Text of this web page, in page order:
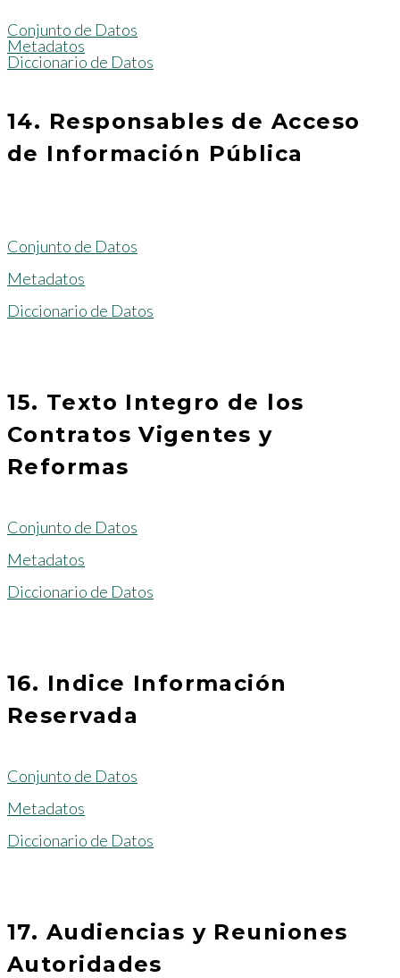
Conjunto de Datos
Metadatos
Diccionario de Datos
14. Responsables de Acceso
de Información Pública
Conjunto de Datos
Metadatos
Diccionario de Datos
15. Texto Integro de los
Contratos Vigentes y
Reformas
Conjunto de Datos
Metadatos
Diccionario de Datos
16. Indice Información
Reservada
Conjunto de Datos
Metadatos
Diccionario de Datos
17. Audiencias y Reuniones
Autoridades